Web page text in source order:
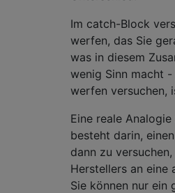
Im catch-Block
werfen, das Sie
was in diesem
wenig Sinn macht
werfen versuchen,
Eine reale
besteht darin,
dann zu
Herstellers an eine
Sie können nur ein